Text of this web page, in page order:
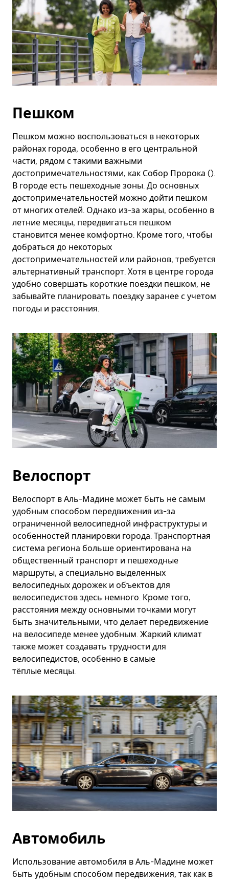
Пешком
Пешком можно воспользоваться в некоторых
районах города, особенно в его центральной
части, рядом с такими важными
достопримечательностями, как Собор Пророка ().
В городе есть пешеходные зоны. До основных
достопримечательностей можно дойти пешком
от многих отелей. Однако из-за жары, особенно в
летние месяцы, передвигаться пешком
становится менее комфортно. Кроме того, чтобы
добраться до некоторых
достопримечательностей или районов, требуется
альтернативный транспорт. Хотя в центре города
удобно совершать короткие поездки пешком, не
забывайте планировать поездку заранее с учетом
погоды и расстояния.
Велоспорт
Велоспорт в Аль-Мадине может быть не самым
удобным способом передвижения из-за
ограниченной велосипедной инфраструктуры и
особенностей планировки города. Транспортная
система региона больше ориентирована на
общественный транспорт и пешеходные
маршруты, а специально выделенных
велосипедных дорожек и объектов для
велосипедистов здесь немного. Кроме того,
расстояния между основными точками могут
быть значительными, что делает передвижение
на велосипеде менее удобным. Жаркий климат
также может создавать трудности для
велосипедистов, особенно в самые
тёплые месяцы.
Автомобиль
Использование автомобиля в Аль-Мадине может
быть удобным способом передвижения, так как в